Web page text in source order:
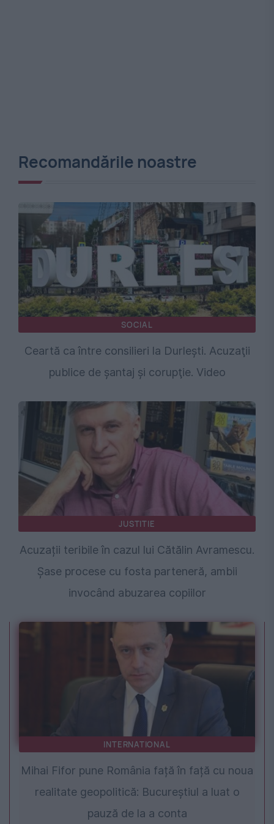
Recomandările noastre
SOCIAL
Ceartă ca între consilieri la Durleşti. Acuzaţii
publice de şantaj şi corupţie. Video
JUSTITIE
Acuzații teribile în cazul lui Cătălin Avramescu.
Șase procese cu fosta parteneră, ambii
invocând abuzarea copiilor
INTERNATIONAL
Mihai Fifor pune România față în față cu noua
realitate geopolitică: Bucureștiul a luat o
pauză de la a conta